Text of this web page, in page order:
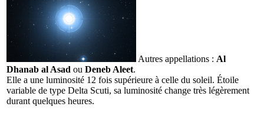
Autres appellations : Al
Dhanab al Asad ou Deneb Aleet.
Elle a une luminosité 12 fois supérieure à celle du soleil. Étoile
variable de type Delta Scuti, sa luminosité change très légèrement
durant quelques heures.